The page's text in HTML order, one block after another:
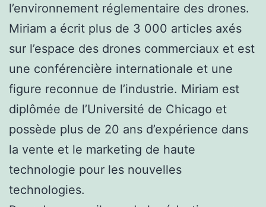
l’environnement réglementaire des drones.
Miriam a écrit plus de 3 000 articles axés
sur l’espace des drones commerciaux et est
une conférencière internationale et une
figure reconnue de l’industrie. Miriam est
diplômée de l’Université de Chicago et
possède plus de 20 ans d’expérience dans
la vente et le marketing de haute
technologie pour les nouvelles
technologies.